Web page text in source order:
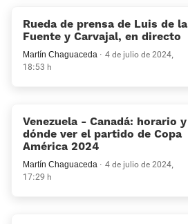
Rueda de prensa de Luis de la
Fuente y Carvajal, en directo
Martín Chaguaceda
4 de julio de 2024,
18:53 h
Venezuela - Canadá: horario y
dónde ver el partido de Copa
América 2024
Martín Chaguaceda
4 de julio de 2024,
17:29 h